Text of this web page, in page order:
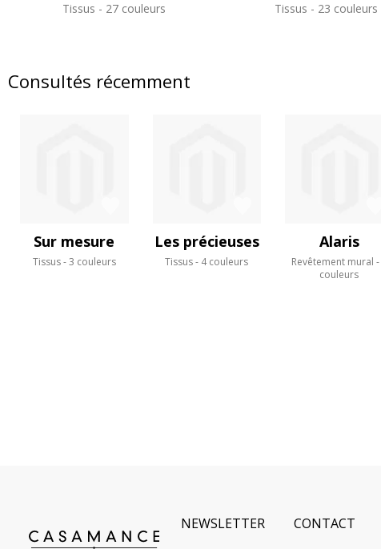
Tissus 27 couleurs Tissus 23 couleurs
Consultés récemment
Sur mesure
Tissus 3 couleurs
Les précieuses
Tissus 4 couleurs
Alaris
Revêtement mural
couleurs
NEWSLETTER CONTACT